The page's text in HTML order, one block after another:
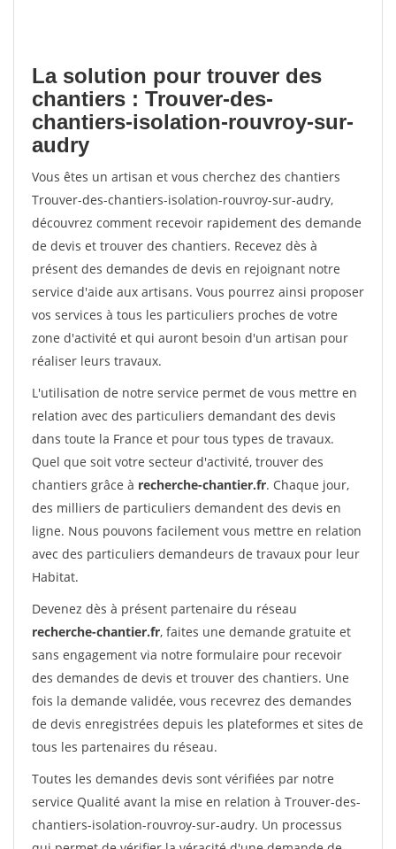
La solution pour trouver des
chantiers : Trouver-des-
chantiers-isolation-rouvroy-sur-
audry
Vous êtes un artisan et vous cherchez des chantiers
Trouver-des-chantiers-isolation-rouvroy-sur-audry,
découvrez comment recevoir rapidement des demande
de devis et trouver des chantiers. Recevez dès à
présent des demandes de devis en rejoignant notre
service d'aide aux artisans. Vous pourrez ainsi proposer
vos services à tous les particuliers proches de votre
zone d'activité et qui auront besoin d'un artisan pour
réaliser leurs travaux.
L'utilisation de notre service permet de vous mettre en
relation avec des particuliers demandant des devis
dans toute la France et pour tous types de travaux.
Quel que soit votre secteur d'activité, trouver des
chantiers grâce à recherche-chantier.fr. Chaque jour,
des milliers de particuliers demandent des devis en
ligne. Nous pouvons facilement vous mettre en relation
avec des particuliers demandeurs de travaux pour leur
Habitat.
Devenez dès à présent partenaire du réseau
recherche-chantier.fr, faites une demande gratuite et
sans engagement via notre formulaire pour recevoir
des demandes de devis et trouver des chantiers. Une
fois la demande validée, vous recevrez des demandes
de devis enregistrées depuis les plateformes et sites de
tous les partenaires du réseau.
Toutes les demandes devis sont vérifiées par notre
service Qualité avant la mise en relation à Trouver-des-
chantiers-isolation-rouvroy-sur-audry. Un processus